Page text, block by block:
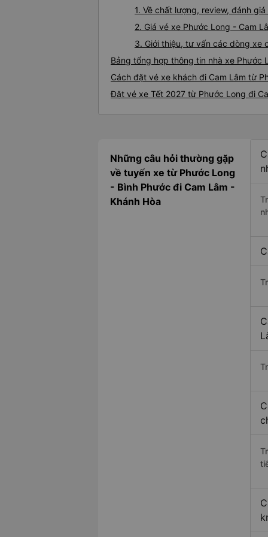
1. Về chất lượng, review, đánh
2. Giá vé xe Phước Long - Cam
3. Giới thiệu, tư vấn các dòng xe
Bảng tổng hợp thông tin nhà xe Phước
Cách đặt vé xe khách đi Cam Lâm từ
Đặt vé xe Tết 2027 từ Phước Long đi
Những câu hỏi thường gặp
về tuyến xe từ Phước Long
- Bình Phước đi Cam Lâm -
Khánh Hòa